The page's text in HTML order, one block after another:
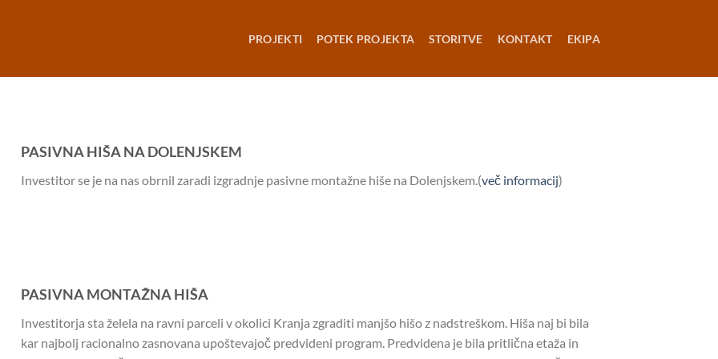
PROJEKTI POTEK PROJEKTA STORITVE KONTAKT EKIPA
PASIVNA HIŠA NA DOLENJSKEM
Investitor se je na nas obrnil zaradi izgradnje pasivne montažne hiše na Dolenjskem.(več informacij)
PASIVNA MONTAŽNA HIŠA
Investitorja sta želela na ravni parceli v okolici Kranja zgraditi manjšo hišo z nadstreškom. Hiša naj bi bila
kar najbolj racionalno zasnovana upoštevajoč predvideni program. Predvidena je bila pritlična etaža in